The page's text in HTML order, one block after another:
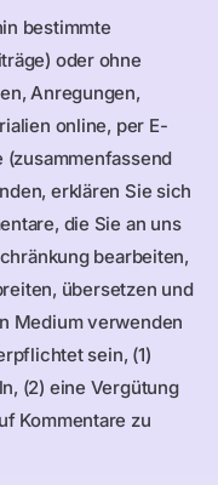
bestimmte
oder ohne
Anregungen,
online, per E-
(zusammenfassend
erklären Sie sich
die Sie an uns
bearbeiten,
übersetzen und
Medium verwenden
sein, (1)
(2) eine Vergütung
Kommentare zu